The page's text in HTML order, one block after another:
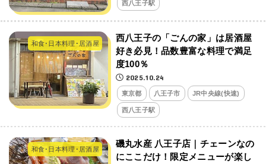
西八王子駅
和食･日本料理･居酒屋
西八王子の「ごんの家」は居酒屋
好き必見！品数豊富な料理で満足
度100％
2025.10.24
東京都 八王子市 JR中央線(快速)
西八王子駅
和食･日本料理･居酒屋
磯丸水産 八王子店｜チェーンなの
にここだけ！限定メニューが楽し